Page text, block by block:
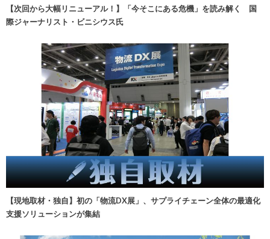
【次回から大幅リニューアル！】「今そこにある危機」を読み解く 国
際ジャーナリスト・ビニシウス氏
【現地取材・独自】初の「物流DX展」、サプライチェーン全体の最適化
支援ソリューションが集結